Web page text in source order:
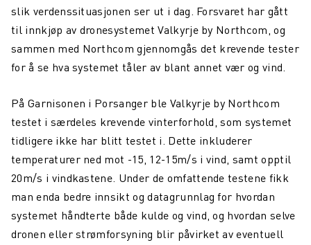
slik verdenssituasjonen ser ut i dag. Forsvaret har gått
til innkjøp av dronesystemet Valkyrje by Northcom, og
sammen med Northcom gjennomgås det krevende tester
for å se hva systemet tåler av blant annet vær og vind.
På Garnisonen i Porsanger ble Valkyrje by Northcom
testet i særdeles krevende vinterforhold, som systemet
tidligere ikke har blitt testet i. Dette inkluderer
temperaturer ned mot -15, 12-15m/s i vind, samt opptil
20m/s i vindkastene. Under de omfattende testene fikk
man enda bedre innsikt og datagrunnlag for hvordan
systemet håndterte både kulde og vind, og hvordan selve
dronen eller strømforsyning blir påvirket av eventuell